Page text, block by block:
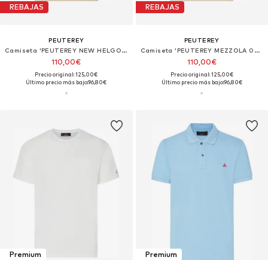
REBAJAS
PEUTEREY
Camiseta 'PEUTEREY NEW HELGO POLO'
110,00€
Precio original: 125,00€
Último precio más bajo:96,80€
REBAJAS
PEUTEREY
Camiseta 'PEUTEREY MEZZOLA 02 T-Shirt e Polo'
110,00€
Precio original: 125,00€
Último precio más bajo:96,80€
Premium
Premium